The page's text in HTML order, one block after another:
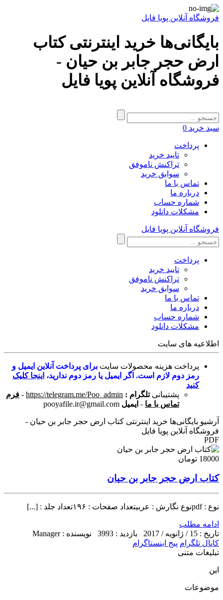
فروشگاه آنلاین پویا فایل
بایگانی‌ها خرید اینترنتی کتاب
ارض حجر جابر بن حیان -
فروشگاه آنلاین پویا فایل
سبد خرید 0
پرداخت
تایید خرید
تراکنش ناموفق
سوابق خرید
تماس با ما
درباره ما
شماره حساب
مشکلات دانلود
فروشگاه آنلاین پویا فایل
پرداخت
تایید خرید
تراکنش ناموفق
سوابق خرید
تماس با ما
درباره ما
شماره حساب
مشکلات دانلود
اطلاعیه های سایت
پرداخت هزینه محصولات سایت برای پرداخت آنلاین ایمیل و
رمز دوم لازم است. اگر ایمیل یا رمز دوم ندارید، اینجا کلیک
کنید
پشتیبانی تلگرام : https://telegram.me/Poo_admin
- فرم
تماس با ما - ایمیل pooyafile.ir@gmail.com
آرشیو بایگانی‌ها خرید اینترنتی کتاب ارض حجر جابر بن حیان -
فروشگاه آنلاین پویا فایل
PDF
18000 تومان
کتاب ارض حجر جابر بن حیان
نوع : pdfنوع نگارش : عربیتعداد صفحات : ۱۹۶تعداد جلد : [...]
ادامه مطلب
تاریخ : 15 / ژانویه / 2017
بازدید : 3993
نویسنده : Manager
کانال تلگرام پیج اینستاگرام
تبلیغات متنی
این
موضوعات